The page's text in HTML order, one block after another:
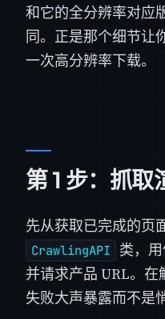
和它的全分辨率对应
同。正是那个细节让
一次高分辨率下载。
第 1 步：抓
先从获取已完成的页
CrawlingAPI
类，用
并请求产品 URL。
失败大声暴露而不是